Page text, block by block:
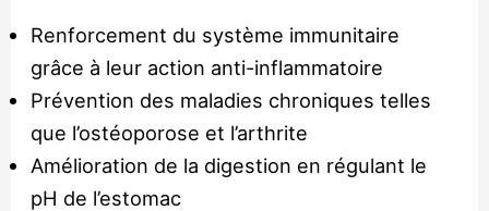
Renforcement du système immunitaire
grâce à leur action anti-inflammatoire
Prévention des maladies chroniques telles
que l’ostéoporose et l’arthrite
Amélioration de la digestion en régulant le
pH de l’estomac